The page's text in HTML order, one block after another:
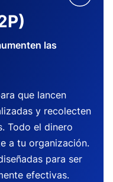
las
que lancen
y recolecten
Todo el dinero
a tu organización.
para ser
efectivas.